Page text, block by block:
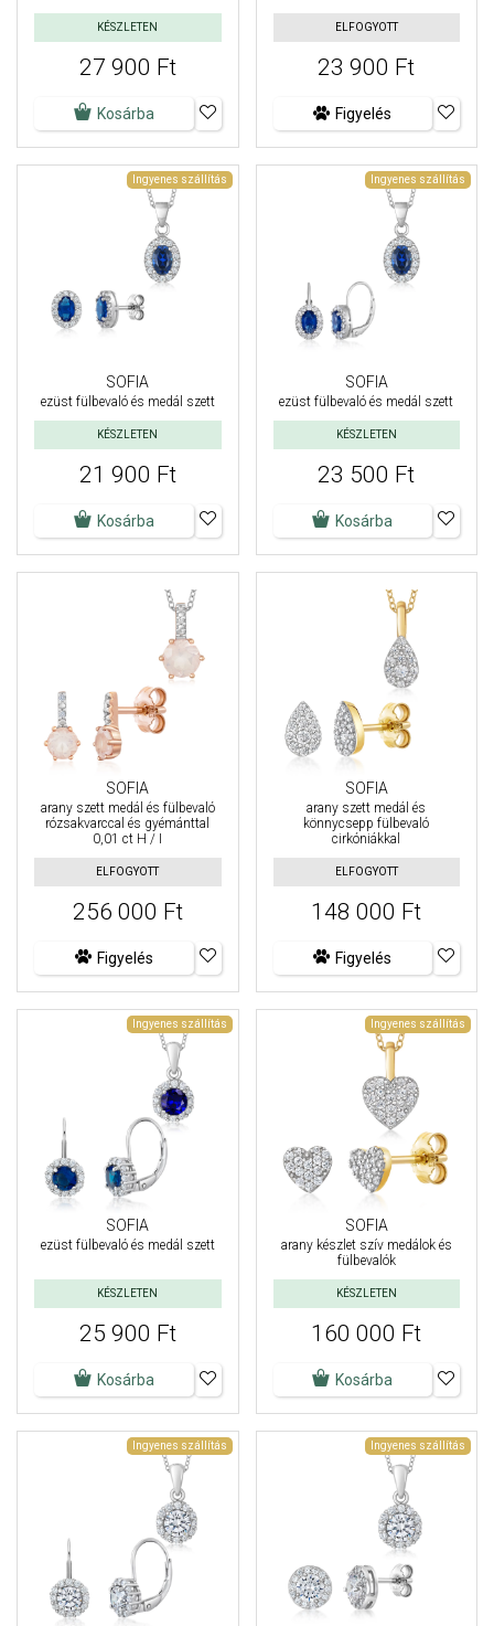
KÉSZLETEN
27 900 Ft
Kosárba
ELFOGYOTT
23 900 Ft
Figyelés
Ingyenes szállítás
SOFIA
ezüst fülbevaló és medál szett
KÉSZLETEN
21 900 Ft
Kosárba
Ingyenes szállítás
SOFIA
ezüst fülbevaló és medál szett
KÉSZLETEN
23 500 Ft
Kosárba
SOFIA
arany szett medál és fülbevaló
rózsakvarccal és gyémánttal
0,01 ct H / I
ELFOGYOTT
256 000 Ft
Figyelés
SOFIA
arany szett medál és
könnycsepp fülbevaló
cirkóniákkal
ELFOGYOTT
148 000 Ft
Figyelés
Ingyenes szállítás
SOFIA
ezüst fülbevaló és medál szett
KÉSZLETEN
25 900 Ft
Kosárba
Ingyenes szállítás
SOFIA
arany készlet szív medálok és
fülbevalók
KÉSZLETEN
160 000 Ft
Kosárba
Ingyenes szállítás Ingyenes szállítás